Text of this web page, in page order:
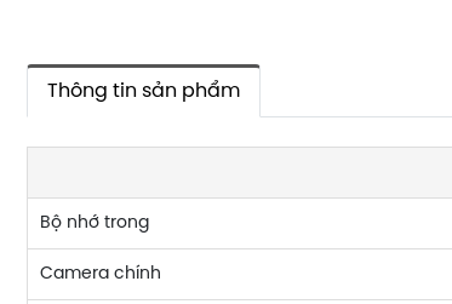
Thông tin sản phẩm
Bộ nhớ trong
Camera chính